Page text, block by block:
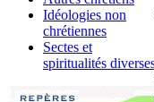
Idéologies non
chrétiennes
Sectes et
spiritualités